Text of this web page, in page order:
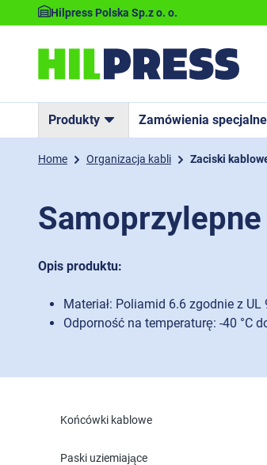
Hilpress Polska Sp.z o. o.
Produkty Zamówienia specjalne
Home Organizacja kabli Zaciski
Opis produktu:
Materiał: Poliamid 6.6 zgodnie z UL
Odporność na temperaturę: -40 °C
Końcówki kablowe
Paski uziemiające